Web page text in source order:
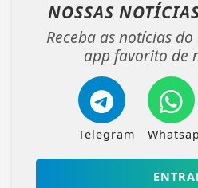
NOSSAS
Receba as notícias
app favorito de
Telegram